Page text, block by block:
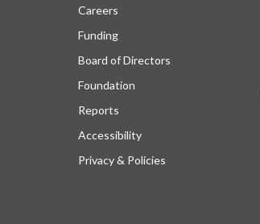
Careers
Funding
Board of Directors
Foundation
Reports
Accessibility
Privacy & Policies